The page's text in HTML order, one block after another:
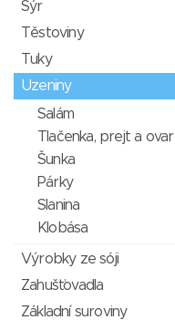
Sýr
Těstoviny
Tuky
Uzeniny
Salám
Tlačenka, prejt a ovar
Šunka
Párky
Slanina
Klobása
Výrobky ze sóji
Zahušťovadla
Základní suroviny